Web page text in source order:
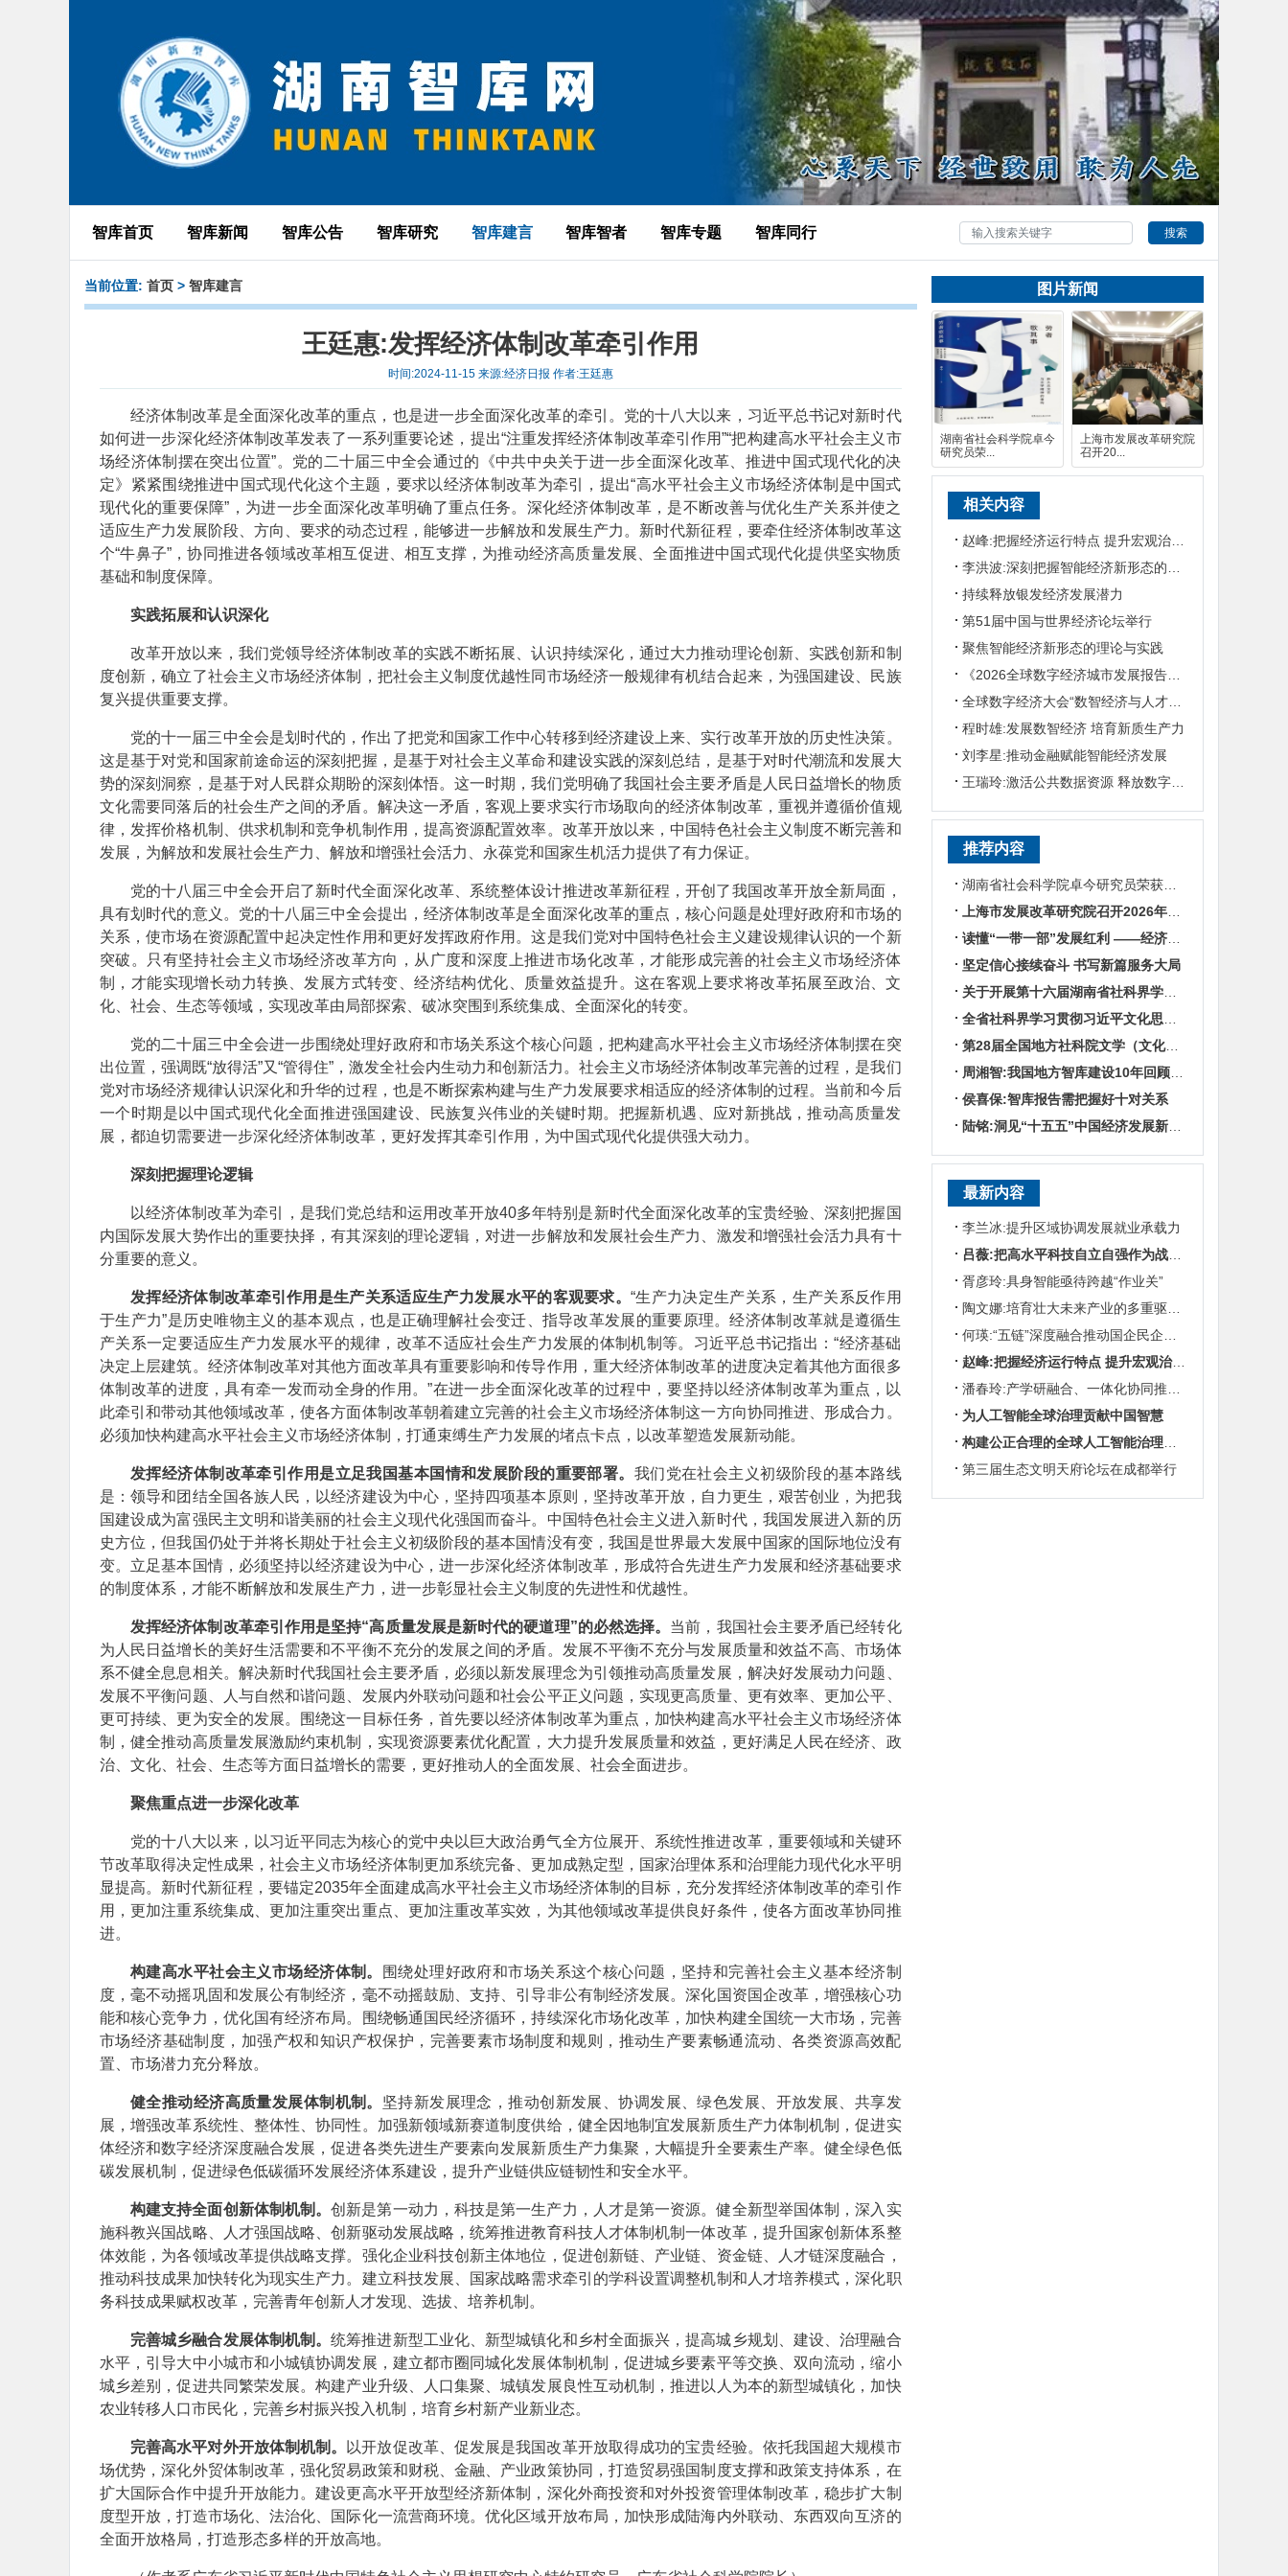
智库首页 智库新闻 智库公告 智库研究 智库建言 智库智者 智库专题 智库同行 搜索
当前位置: 首页 > 智库建言
王廷惠:发挥经济体制改革牵引作用
时间:2024-11-15 来源:经济日报 作者:王廷惠
经济体制改革是全面深化改革的重点，也是进一步全面深化改革的牵引。党的十八大以来，习近平总书记对新时代
如何进一步深化经济体制改革发表了一系列重要论述，提出“注重发挥经济体制改革牵引作用”“把构建高水平社会主义市
场经济体制摆在突出位置”。党的二十届三中全会通过的《中共中央关于进一步全面深化改革、推进中国式现代化的决
定》紧紧围绕推进中国式现代化这个主题，要求以经济体制改革为牵引，提出“高水平社会主义市场经济体制是中国式
现代化的重要保障”，为进一步全面深化改革明确了重点任务。深化经济体制改革，是不断改善与优化生产关系并使之
适应生产力发展阶段、方向、要求的动态过程，能够进一步解放和发展生产力。新时代新征程，要牵住经济体制改革这
个“牛鼻子”，协同推进各领域改革相互促进、相互支撑，为推动经济高质量发展、全面推进中国式现代化提供坚实物质
基础和制度保障。
实践拓展和认识深化
改革开放以来，我们党领导经济体制改革的实践不断拓展、认识持续深化，通过大力推动理论创新、实践创新和制
度创新，确立了社会主义市场经济体制，把社会主义制度优越性同市场经济一般规律有机结合起来，为强国建设、民族
复兴提供重要支撑。
党的十一届三中全会是划时代的，作出了把党和国家工作中心转移到经济建设上来、实行改革开放的历史性决策。
这是基于对党和国家前途命运的深刻把握，是基于对社会主义革命和建设实践的深刻总结，是基于对时代潮流和发展大
势的深刻洞察，是基于对人民群众期盼的深刻体悟。这一时期，我们党明确了我国社会主要矛盾是人民日益增长的物质
文化需要同落后的社会生产之间的矛盾。解决这一矛盾，客观上要求实行市场取向的经济体制改革，重视并遵循价值规
律，发挥价格机制、供求机制和竞争机制作用，提高资源配置效率。改革开放以来，中国特色社会主义制度不断完善和
发展，为解放和发展社会生产力、解放和增强社会活力、永葆党和国家生机活力提供了有力保证。
党的十八届三中全会开启了新时代全面深化改革、系统整体设计推进改革新征程，开创了我国改革开放全新局面，
具有划时代的意义。党的十八届三中全会提出，经济体制改革是全面深化改革的重点，核心问题是处理好政府和市场的
关系，使市场在资源配置中起决定性作用和更好发挥政府作用。这是我们党对中国特色社会主义建设规律认识的一个新
突破。只有坚持社会主义市场经济改革方向，从广度和深度上推进市场化改革，才能形成完善的社会主义市场经济体
制，才能实现增长动力转换、发展方式转变、经济结构优化、质量效益提升。这在客观上要求将改革拓展至政治、文
化、社会、生态等领域，实现改革由局部探索、破冰突围到系统集成、全面深化的转变。
党的二十届三中全会进一步围绕处理好政府和市场关系这个核心问题，把构建高水平社会主义市场经济体制摆在突
出位置，强调既“放得活”又“管得住”，激发全社会内生动力和创新活力。社会主义市场经济体制改革完善的过程，是我们
党对市场经济规律认识深化和升华的过程，也是不断探索构建与生产力发展要求相适应的经济体制的过程。当前和今后
一个时期是以中国式现代化全面推进强国建设、民族复兴伟业的关键时期。把握新机遇、应对新挑战，推动高质量发
展，都迫切需要进一步深化经济体制改革，更好发挥其牵引作用，为中国式现代化提供强大动力。
深刻把握理论逻辑
以经济体制改革为牵引，是我们党总结和运用改革开放40多年特别是新时代全面深化改革的宝贵经验、深刻把握国
内国际发展大势作出的重要抉择，有其深刻的理论逻辑，对进一步解放和发展社会生产力、激发和增强社会活力具有十
分重要的意义。
发挥经济体制改革牵引作用是生产关系适应生产力发展水平的客观要求。“生产力决定生产关系，生产关系反作用
于生产力”是历史唯物主义的基本观点，也是正确理解社会变迁、指导改革发展的重要原理。经济体制改革就是遵循生
产关系一定要适应生产力发展水平的规律，改革不适应社会生产力发展的体制机制等。习近平总书记指出：“经济基础
决定上层建筑。经济体制改革对其他方面改革具有重要影响和传导作用，重大经济体制改革的进度决定着其他方面很多
体制改革的进度，具有牵一发而动全身的作用。”在进一步全面深化改革的过程中，要坚持以经济体制改革为重点，以
此牵引和带动其他领域改革，使各方面体制改革朝着建立完善的社会主义市场经济体制这一方向协同推进、形成合力。
必须加快构建高水平社会主义市场经济体制，打通束缚生产力发展的堵点卡点，以改革塑造发展新动能。
发挥经济体制改革牵引作用是立足我国基本国情和发展阶段的重要部署。 我们党在社会主义初级阶段的基本路线
是：领导和团结全国各族人民，以经济建设为中心，坚持四项基本原则，坚持改革开放，自力更生，艰苦创业，为把我
国建设成为富强民主文明和谐美丽的社会主义现代化强国而奋斗。中国特色社会主义进入新时代，我国发展进入新的历
史方位，但我国仍处于并将长期处于社会主义初级阶段的基本国情没有变，我国是世界最大发展中国家的国际地位没有
变。立足基本国情，必须坚持以经济建设为中心，进一步深化经济体制改革，形成符合先进生产力发展和经济基础要求
的制度体系，才能不断解放和发展生产力，进一步彰显社会主义制度的先进性和优越性。
发挥经济体制改革牵引作用是坚持“高质量发展是新时代的硬道理”的必然选择。 当前，我国社会主要矛盾已经转化
为人民日益增长的美好生活需要和不平衡不充分的发展之间的矛盾。发展不平衡不充分与发展质量和效益不高、市场体
系不健全息息相关。解决新时代我国社会主要矛盾，必须以新发展理念为引领推动高质量发展，解决好发展动力问题、
发展不平衡问题、人与自然和谐问题、发展内外联动问题和社会公平正义问题，实现更高质量、更有效率、更加公平、
更可持续、更为安全的发展。围绕这一目标任务，首先要以经济体制改革为重点，加快构建高水平社会主义市场经济体
制，健全推动高质量发展激励约束机制，实现资源要素优化配置，大力提升发展质量和效益，更好满足人民在经济、政
治、文化、社会、生态等方面日益增长的需要，更好推动人的全面发展、社会全面进步。
聚焦重点进一步深化改革
党的十八大以来，以习近平同志为核心的党中央以巨大政治勇气全方位展开、系统性推进改革，重要领域和关键环
节改革取得决定性成果，社会主义市场经济体制更加系统完备、更加成熟定型，国家治理体系和治理能力现代化水平明
显提高。新时代新征程，要锚定2035年全面建成高水平社会主义市场经济体制的目标，充分发挥经济体制改革的牵引作
用，更加注重系统集成、更加注重突出重点、更加注重改革实效，为其他领域改革提供良好条件，使各方面改革协同推
进。
构建高水平社会主义市场经济体制。
围绕处理好政府和市场关系这个核心问题，坚持和完善社会主义基本经济制
度，毫不动摇巩固和发展公有制经济，毫不动摇鼓励、支持、引导非公有制经济发展。深化国资国企改革，增强核心功
能和核心竞争力，优化国有经济布局。围绕畅通国民经济循环，持续深化市场化改革，加快构建全国统一大市场，完善
市场经济基础制度，加强产权和知识产权保护，完善要素市场制度和规则，推动生产要素畅通流动、各类资源高效配
置、市场潜力充分释放。
健全推动经济高质量发展体制机制。 坚持新发展理念，推动创新发展、协调发展、绿色发展、开放发展、共享发
展，增强改革系统性、整体性、协同性。加强新领域新赛道制度供给，健全因地制宜发展新质生产力体制机制，促进实
体经济和数字经济深度融合发展，促进各类先进生产要素向发展新质生产力集聚，大幅提升全要素生产率。健全绿色低
碳发展机制，促进绿色低碳循环发展经济体系建设，提升产业链供应链韧性和安全水平。
构建支持全面创新体制机制。创新是第一动力，科技是第一生产力，人才是第一资源。健全新型举国体制，深入实
施科教兴国战略、人才强国战略、创新驱动发展战略，统筹推进教育科技人才体制机制一体改革，提升国家创新体系整
体效能，为各领域改革提供战略支撑。强化企业科技创新主体地位，促进创新链、产业链、资金链、人才链深度融合，
推动科技成果加快转化为现实生产力。建立科技发展、国家战略需求牵引的学科设置调整机制和人才培养模式，深化职
务科技成果赋权改革，完善青年创新人才发现、选拔、培养机制。
完善城乡融合发展体制机制。统筹推进新型工业化、新型城镇化和乡村全面振兴，提高城乡规划、建设、治理融合
水平，引导大中小城市和小城镇协调发展，建立都市圈同城化发展体制机制，促进城乡要素平等交换、双向流动，缩小
城乡差别，促进共同繁荣发展。构建产业升级、人口集聚、城镇发展良性互动机制，推进以人为本的新型城镇化，加快
农业转移人口市民化，完善乡村振兴投入机制，培育乡村新产业新业态。
完善高水平对外开放体制机制。
以开放促改革、促发展是我国改革开放取得成功的宝贵经验。依托我国超大规模市
场优势，深化外贸体制改革，强化贸易政策和财税、金融、产业政策协同，打造贸易强国制度支撑和政策支持体系，在
扩大国际合作中提升开放能力。建设更高水平开放型经济新体制，深化外商投资和对外投资管理体制改革，稳步扩大制
度型开放，打造市场化、法治化、国际化一流营商环境。优化区域开放布局，加快形成陆海内外联动、东西双向互济的
全面开放格局，打造形态多样的开放高地。
图片新闻
湖南省社会科学院卓今
研究员荣...
上海市发展改革研究院
召开20...
相关内容
赵峰:把握经济运行特点 提升宏观治理效能
持续释放银发经济发展潜力
第51届中国与世界经济论坛举行
聚焦智能经济新形态的理论与实践
《2026全球数字经济城市发展报告》在京发布
全球数字经济大会“数智经济与人才培养”专题论坛举行
程时雄:发展数智经济 培育新质生产力
刘李星:推动金融赋能智能经济发展
王瑞玲:激活公共数据资源 释放数字经济发展潜能
推荐内容
湖南省社会科学院卓今研究员荣获第九届鲁迅文学奖
上海市发展改革研究院召开2026年半年度工作会议
读懂“一带一部”发展红利 ——经济学专家谈湖南区位优势
坚定信心接续奋斗 书写新篇服务大局
关于开展第十六届湖南省社科界学术年会征文活动的通知
第28届全国地方社科院文学（文化）所所长联席会暨“数智时代地方文化IP建设”学术研讨
周湘智:我国地方智库建设10年回顾与展望
侯喜保:智库报告需把握好十对关系
陆铭:洞见“十五五”中国经济发展新趋势——对话上海交通大学中国发展研究院执行院长陆铭
最新内容
李兰冰:提升区域协调发展就业承载力
吕薇:把高水平科技自立自强作为战略支撑
胥彦玲:具身智能亟待跨越“作业关”
陶文娜:培育壮大未来产业的多重驱动机制
何瑛:“五链”深度融合推动国企民企协同发展
赵峰:把握经济运行特点 提升宏观治理效能
潘春玲:产学研融合、一体化协同推动农业科技创新
为人工智能全球治理贡献中国智慧
构建公正合理的全球人工智能治理体系
第三届生态文明天府论坛在成都举行